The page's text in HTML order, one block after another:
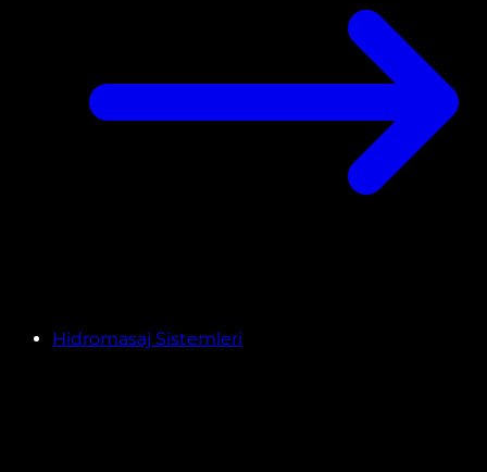
Hidromasaj Sistemleri